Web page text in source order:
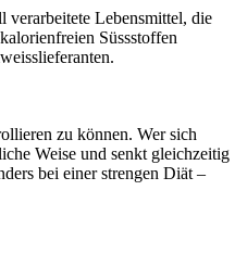
verarbeitete Lebensmittel, die
Süssstoffen
zu können. Wer sich
Weise und senkt gleichzeitig
bei einer strengen Diät –